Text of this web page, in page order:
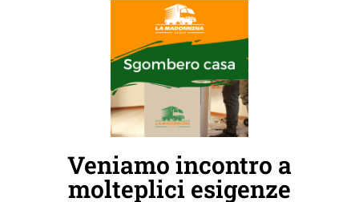
Veniamo incontro a
molteplici esigenze